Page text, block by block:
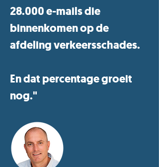
28.000 e-mails die
binnenkomen op de
afdeling verkeersschades.
En dat percentage groeit
nog."